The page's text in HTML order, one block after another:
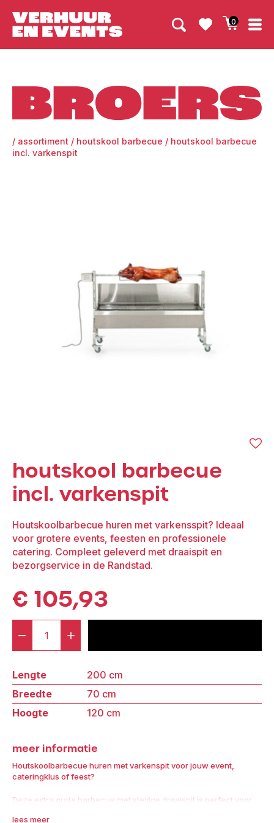
0
/ assortiment / houtskool barbecue / houtskool barbecue
incl. varkenspit
houtskool barbecue
incl. varkenspit
Houtskoolbarbecue huren met varkensspit? Ideaal
voor grotere events, feesten en professionele
catering. Compleet geleverd met draaispit en
bezorgservice in de Randstad.
€ 105,93
-
Houtskool
incl.
Varkenspit
aantal
+
Lengte
200 cm
Breedte
70 cm
Hoogte
120 cm
meer informatie
Houtskoolbarbecue huren met varkenspit voor jouw event,
cateringklus of feest?
Deze extra grote barbecue met stevige draaispit is perfect voor
lees meer